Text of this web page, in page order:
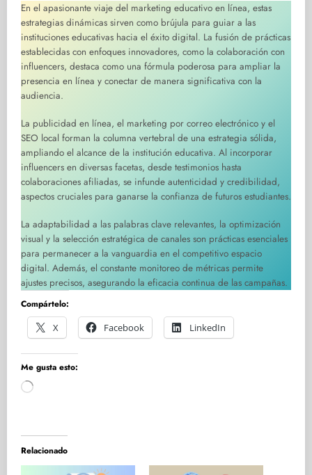
En el apasionante viaje del marketing educativo en línea, estas
estrategias dinámicas sirven como brújula para guiar a las
instituciones educativas hacia el éxito digital. La fusión de prácticas
establecidas con enfoques innovadores, como la colaboración con
influencers, destaca como una fórmula poderosa para ampliar la
presencia en línea y conectar de manera significativa con la
audiencia.
La publicidad en línea, el marketing por correo electrónico y el
SEO local forman la columna vertebral de una estrategia sólida,
ampliando el alcance de la institución educativa. Al incorporar
influencers en diversas facetas, desde testimonios hasta
colaboraciones afiliadas, se infunde autenticidad y credibilidad,
aspectos cruciales para ganarse la confianza de futuros estudiantes.
La adaptabilidad a las palabras clave relevantes, la optimización
visual y la selección estratégica de canales son prácticas esenciales
para permanecer a la vanguardia en el competitivo espacio
digital. Además, el constante monitoreo de métricas permite
ajustes precisos, asegurando la eficacia continua de las campañas.
Compártelo:
X
Facebook LinkedIn
Me gusta esto:
Cargando...
Relacionado